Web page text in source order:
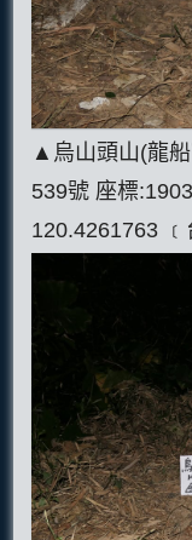
▲烏山頭山(龍
539號 座標
120.4261763 ﹝